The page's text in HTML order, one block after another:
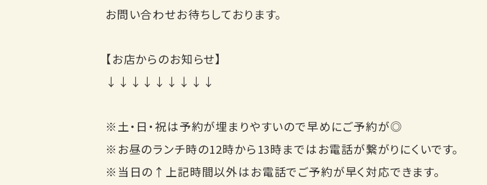
お問い合わせお待ちしております。
【お店からのお知らせ】
↓↓↓↓↓↓↓↓↓
※土・日・祝は予約が埋まりやすいので早めにご予約が◎
※お昼のランチ時の12時から13時まではお電話が繋がりにくいです。
※当日の↑上記時間以外はお電話でご予約が早く対応できます。